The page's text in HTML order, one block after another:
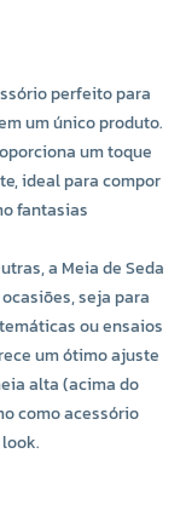
+
perfeito para
um único produto.
um toque
ideal para compor
fantasias
a Meia de Seda
seja para
ou ensaios
um ótimo ajuste
alta (acima do
como acessório